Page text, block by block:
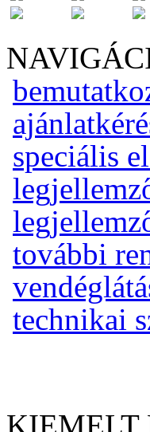
speciális
további
technikai
KIEMELT